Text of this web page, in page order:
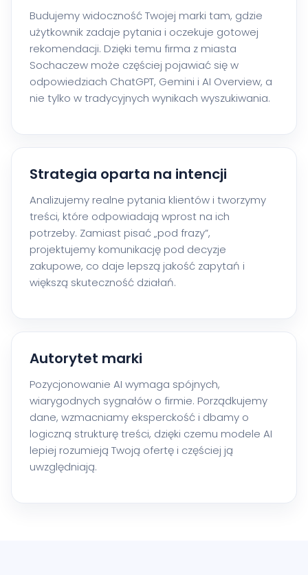
Budujemy widoczność Twojej marki tam, gdzie
użytkownik zadaje pytania i oczekuje gotowej
rekomendacji. Dzięki temu firma z miasta
Sochaczew może częściej pojawiać się w
odpowiedziach ChatGPT, Gemini i AI Overview, a
nie tylko w tradycyjnych wynikach wyszukiwania.
Strategia oparta na intencji
Analizujemy realne pytania klientów i tworzymy
treści, które odpowiadają wprost na ich
potrzeby. Zamiast pisać „pod frazy”,
projektujemy komunikację pod decyzje
zakupowe, co daje lepszą jakość zapytań i
większą skuteczność działań.
Autorytet marki
Pozycjonowanie AI wymaga spójnych,
wiarygodnych sygnałów o firmie. Porządkujemy
dane, wzmacniamy eksperckość i dbamy o
logiczną strukturę treści, dzięki czemu modele AI
lepiej rozumieją Twoją ofertę i częściej ją
uwzględniają.